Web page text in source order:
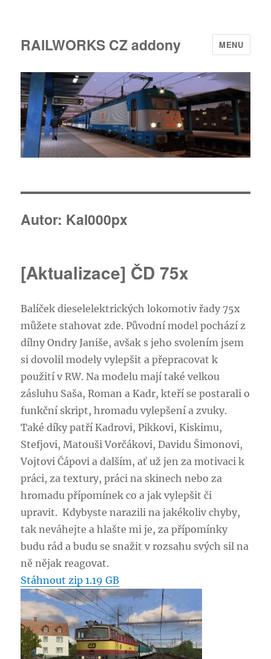
RAILWORKS CZ addony MENU
Autor: Kal000px
[Aktualizace] ČD 75x
Balíček dieselelektrických lokomotiv řady 75x
můžete stahovat zde. Původní model pochází z
dílny Ondry Janiše, avšak s jeho svolením jsem
si dovolil modely vylepšit a přepracovat k
použití v RW. Na modelu mají také velkou
zásluhu Saša, Roman a Kadr, kteří se postarali o
funkční skript, hromadu vylepšení a zvuky.
Také díky patří Kadrovi, Pikkovi, Kiskimu,
Stefjovi, Matouši Vorčákovi, Davidu Šimonovi,
Vojtovi Čápovi a dalším, ať už jen za motivaci k
práci, za textury, práci na skinech nebo za
hromadu přípomínek co a jak vylepšit či
upravit. Kdybyste narazili na jakékoliv chyby,
tak neváhejte a hlašte mi je, za přípomínky
budu rád a budu se snažit v rozsahu svých sil na
ně nějak reagovat.
Stáhnout zip 1.19 GB